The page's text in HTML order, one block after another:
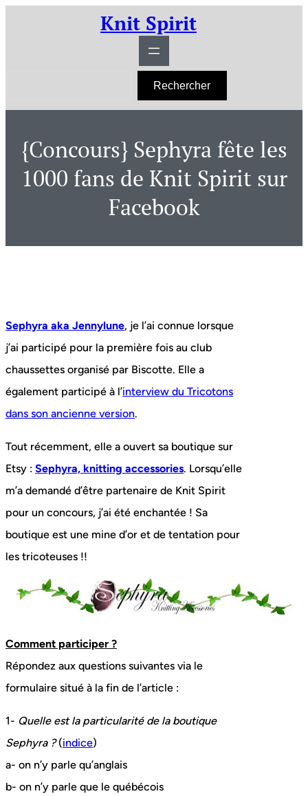
Knit Spirit
h
Rechercher
{Concours} Sephyra fête les
1000 fans de Knit Spirit sur
Facebook
Sephyra aka Jennylune, je l’ai connue lorsque
j’ai participé pour la première fois au club
chaussettes organisé par Biscotte. Elle a
également participé à l’interview du Tricotons
dans son ancienne version.
Tout récemment, elle a ouvert sa boutique sur
Etsy : Sephyra, knitting accessories. Lorsqu’elle
m’a demandé d’être partenaire de Knit Spirit
pour un concours, j’ai été enchantée ! Sa
boutique est une mine d’or et de tentation pour
les tricoteuses !!
Comment participer ?
Répondez aux questions suivantes via le
formulaire situé à la fin de l’article :
1- Quelle est la particularité de la boutique
Sephyra ?(indice)
a- on n’y parle qu’anglais
b- on n’y parle que le québécois